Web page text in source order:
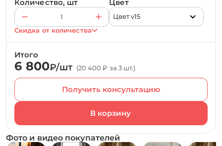
Количество, шт Цвет
Цвет v15
Скидка от количества
Итого
6 800₽/шт (20 400 ₽ за 3 шт.)
Получить консультацию
Фото и видео покупателей